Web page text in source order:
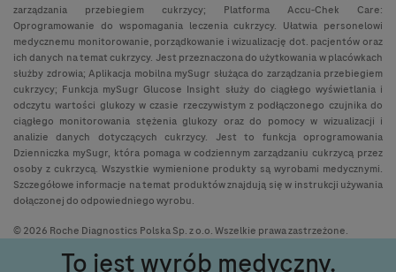
zarządzania przebiegiem cukrzycy; Platforma Accu-Chek Care:
Oprogramowanie do wspomagania leczenia cukrzycy. Ułatwia personelowi
medycznemu monitorowanie, porządkowanie i wizualizację dot. pacjentów oraz
ich danych na temat cukrzycy. Jest przeznaczona do użytkowania w placówkach
służby zdrowia; Aplikacja mobilna mySugr służąca do zarządzania przebiegiem
cukrzycy; Funkcja mySugr Glucose Insight służy do ciągłego wyświetlania i
odczytu wartości glukozy w czasie rzeczywistym z podłączonego czujnika do
ciągłego monitorowania stężenia glukozy oraz do pomocy w wizualizacji i
analizie danych dotyczących cukrzycy. Jest to funkcja oprogramowania
Dzienniczka mySugr, która pomaga w codziennym zarządzaniu cukrzycą przez
osoby z cukrzycą. Wszystkie wymienione produkty są wyrobami medycznymi.
Szczegółowe informacje na temat produktów znajdują się w instrukcji używania
dołączonej do odpowiedniego wyrobu.
© 2026 Roche Diagnostics Polska Sp. z o.o. Wszelkie prawa zastrzeżone.
To jest wyrób medyczny.